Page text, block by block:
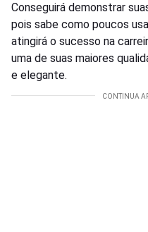
Conseguirá demonstrar
pois sabe como poucos
atingirá o sucesso na
uma de suas maiores
e elegante.